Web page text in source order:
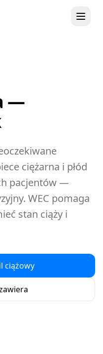
—
ciężarna i płód
pacjentów —
WEC pomaga
stan ciąży i
ciążowy